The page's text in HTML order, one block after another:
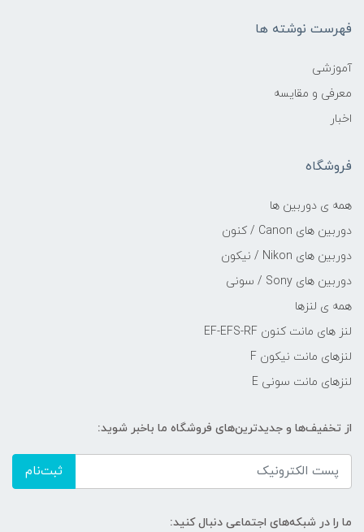
فهرست نوشته ها
آموزشی
معرفی و مقایسه
اخبار
فروشگاه
همه ی دوربین ها
دوربین های Canon / کنون
دوربین های Nikon / نیکون
دوربین های Sony / سونی
همه ی لنزها
لنز های مانت کنون EF-EFS-RF
لنزهای مانت نیکون F
لنزهای مانت سونی E
از تخفیف‌ها و جدیدترین‌های فروشگاه ما باخبر شوید:
ثبت‌نام
ما را در شبکه‌های اجتماعی دنبال کنید: